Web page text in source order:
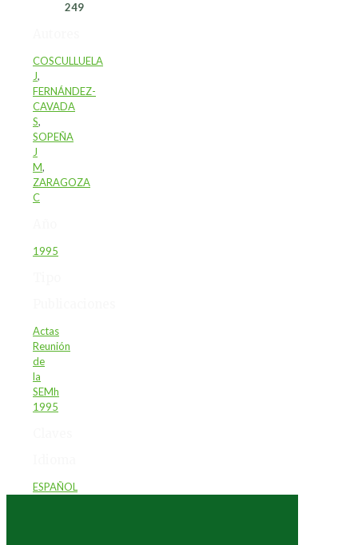
249
COSCULLUELA
J,
FERNÁNDEZ-
CAVADA
S,
SOPEÑA
J
M,
ZARAGOZA
C
1995
Actas
Reunión
de
la
SEMh
1995
ESPAÑOL